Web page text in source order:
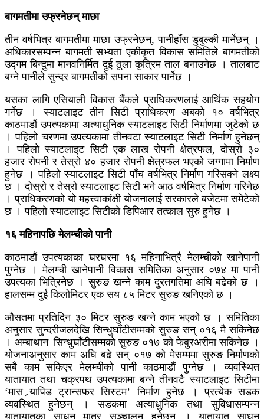
बागमतीमा उफ्रनेछन् माछा
तीन वर्षभित्र बागमतीमा माछा उफ्रनेछन्, पानीहाँस डुबुल्की मार्नेछन् ।
अधिकारसम्पन्न बागमती सभ्यता एकीकृत विकास समितिले बागमतीको
उद्गम बिन्दुमा मानवनिर्मित दुई ठूला कृत्रिम ताल बनाउनेछ । तालबाट
बग्ने पानीले सुन्दर बागमतीको सपना साकार पार्नेछ ।
यसका लागि एसियाली विकास बैंकले प्राधिकरणलाई आर्थिक सहयोग
गर्नेछ । स्याटलाइट तीन सिटी प्राधिकरण अबको १० वर्षभित्र
काठमाडौं उपत्यकामा अत्याधुनिक स्याटलाइट सिटी निर्माणमा जुटेको छ
। पहिलो चरणमा उपत्यकामा तीनवटा स्याटलाइट सिटी निर्माण हुनेछन्
। पहिलो स्याटलाइट सिटी एक लाख रोपनी क्षेत्रफल, दोस्रो ३०
हजार रोपनी र तेस्रो ४० हजार रोपनी क्षेत्रफल भएको जग्गामा निर्माण
हुनेछ । पहिलो स्याटलाइट सिटी पाँच वर्षभित्र निर्माण गरिसक्ने लक्ष्य
छ । दोस्रो र तेस्रो स्याटलाइट सिटी भने आठ वर्षभित्र निर्माण गरिनेछ
। प्राधिकरणको यो महत्त्वाकांक्षी योजनालाई सरकारले बजेटमा समेटेको
छ । पहिलो स्याटलाइट सिटीको डिपिआर तत्काल सुरु हुनेछ ।
१६ महिनापछि मेलम्चीको पानी
काठमाडौं उपत्यकाका घरघरमा १६ महिनाभित्रै मेलम्चीको खानेपानी
पुग्नेछ । मेलम्ची खानेपानी विकास समितिका अनुसार ०७४ मा पानी
उपत्यका भित्रिनेछ । सुरुङ खन्ने काम दु्रतगतिमा अघि बढेको छ ।
हालसम्म दुई किलोमिटर एक सय ८५ मिटर सुरुङ खनिएको छ ।
औसतमा प्रतिदिन ३० मिटर सुरुङ खन्ने काम भएको छ । समितिका
अनुसार सुन्दरीजलदेखि सिन्धुघाँटीसम्मको सुरुङ सन् ०१६ मै सकिनेछ
। अम्बाथान–सिन्धुघाँटीसम्मको सुरुङ ०१७ को फेबु्रअरीमा सकिनेछ ।
योजनाअनुसार काम अघि बढे सन् ०१७ को मेसम्ममा सुरुङ निर्माणको
सबै काम सकिएर मेलम्चीको पानी काठमाडौं पुग्नेछ । व्यवस्थित
यातायात तथा चक्रपथ उपत्यकामा बन्ने तीनवटै स्याटलाइट सिटीमा
‘मास र्‍यापिड ट्रान्सफर सिस्टम’ निर्माण हुनेछ । प्रत्येक सडक
व्यवस्थित हुनेछन् । सडकमा अत्याधुनिक तथा सुविधासम्पन्न
यातायातका साधन मात्र सञ्चालन हुनेछन् । यातायात साधन